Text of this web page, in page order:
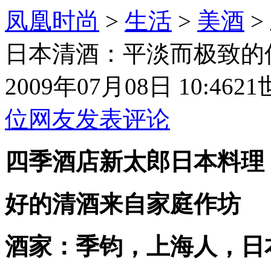
凤凰时尚 > 生活 > 美酒 >
日本清酒：平淡而极致的
2009年07月08日 10:4621
位网友发表评论
四季酒店新太郎日本料理
好的清酒来自家庭作坊
酒家：季钧，上海人，